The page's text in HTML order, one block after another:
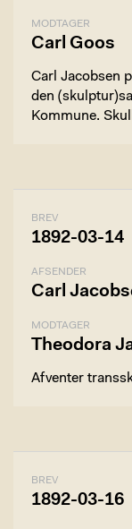
MODTAGER
Carl Goos
Carl Jacobsen
den
Kommune.
BREV
1892-03-14
AFSENDER
Carl
MODTAGER
Theodora
Afventer
BREV
1892-03-16